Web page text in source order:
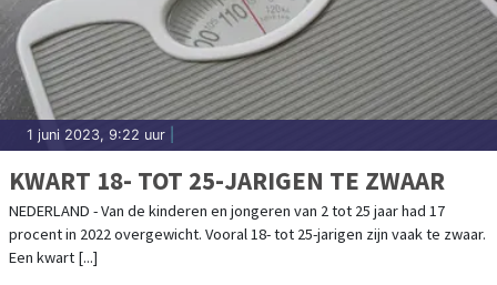
1 juni 2023, 9:22 uur
KWART 18- TOT 25-JARIGEN TE ZWAAR
NEDERLAND - Van de kinderen en jongeren van 2 tot 25 jaar had 17
procent in 2022 overgewicht. Vooral 18- tot 25-jarigen zijn vaak te zwaar.
Een kwart [...]